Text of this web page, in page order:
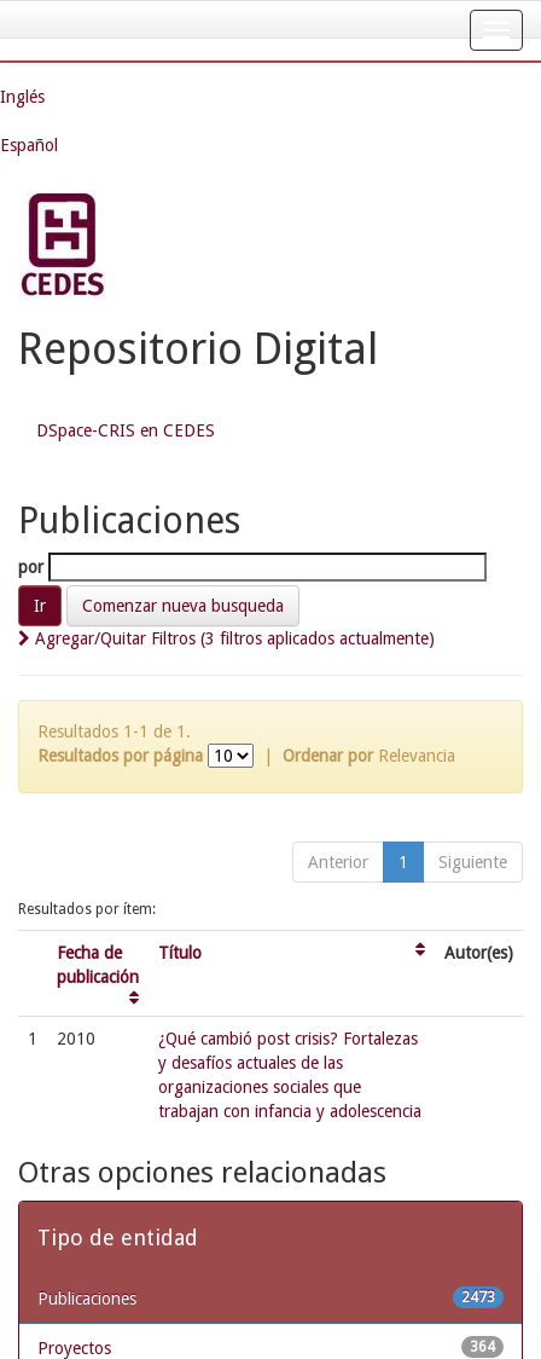
navigation
Inglés
Español
Repositorio Digital
DSpace-CRIS en CEDES
Publicaciones
por
Comenzar nueva busqueda
Agregar/Quitar Filtros (3 filtros aplicados actualmente)
Resultados 1-1 de 1.
Resultados por página
Ordenar por Relevancia
Anterior 1 Siguiente
Resultados por ítem:
Fecha de
publicación
Título Autor(es)
1 2010
¿Qué cambió post crisis? Fortalezas
y desafíos actuales de las
organizaciones sociales que
trabajan con infancia y adolescencia
Otras opciones relacionadas
Tipo de entidad
2473
Publicaciones
364
Proyectos